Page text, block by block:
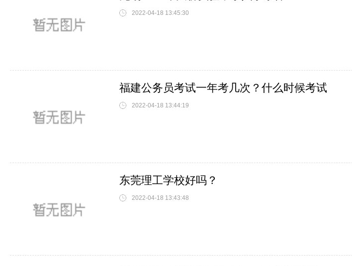
2022-04-18 13:45:30
福建公务员考试一年考几次？什么时候考试
2022-04-18 13:44:19
东莞理工学校好吗？
2022-04-18 13:43:48